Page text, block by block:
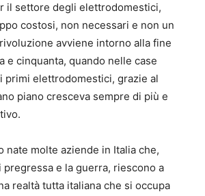
il settore degli elettrodomestici,
costosi, non necessari e non un
avviene intorno alla fine
e cinquanta, quando nelle case
primi elettrodomestici, grazie al
piano cresceva sempre di più e
nate molte aziende in Italia che,
e la guerra, riescono a
realtà tutta italiana che si occupa